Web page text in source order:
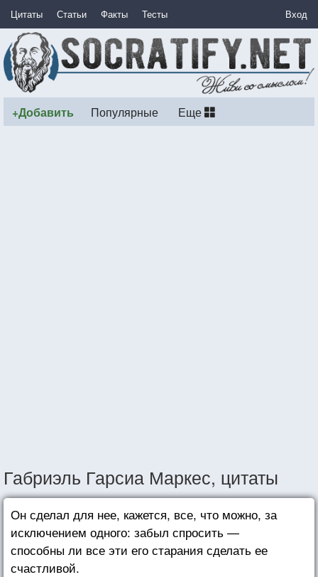
Цитаты Статьи Факты Тесты Вход
+Добавить Популярные Еще
Габриэль Гарсиа Маркес, цитаты
Он сделал для нее, кажется, все, что можно, за
исключением одного: забыл спросить —
способны ли все эти его старания сделать ее
счастливой.